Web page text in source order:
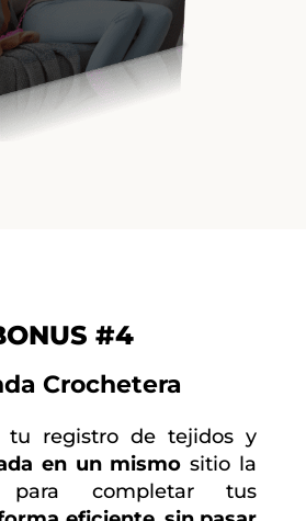
#4
Crochetera
tu registro de tejidos y
en un mismo sitio la
para completar tus